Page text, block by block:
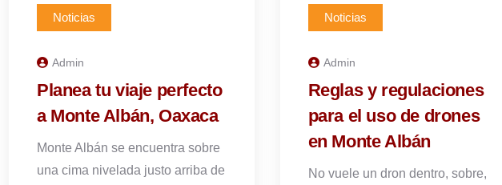
Noticias
Admin
Planea tu viaje perfecto
a Monte Albán, Oaxaca
Monte Albán se encuentra sobre
una cima nivelada justo arriba de
Noticias
Admin
Reglas y regulaciones
para el uso de drones
en Monte Albán
No vuele un dron dentro, sobre,